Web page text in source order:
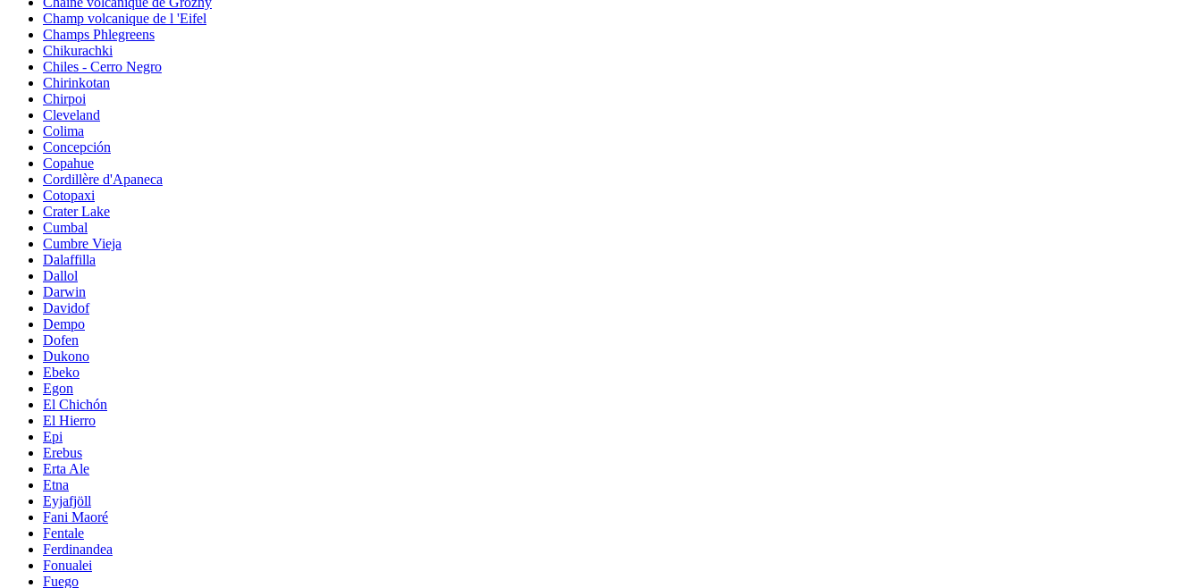
Champ volcanique de l 'Eifel
Champs Phlegreens
Chikurachki
Chiles - Cerro Negro
Chirinkotan
Chirpoi
Cleveland
Colima
Concepción
Copahue
Cordillère d'Apaneca
Cotopaxi
Crater Lake
Cumbal
Cumbre Vieja
Dalaffilla
Dallol
Darwin
Davidof
Dempo
Dofen
Dukono
Ebeko
Egon
El Chichón
El Hierro
Epi
Erebus
Erta Ale
Etna
Eyjafjöll
Fani Maoré
Fentale
Ferdinandea
Fonualei
Fuego